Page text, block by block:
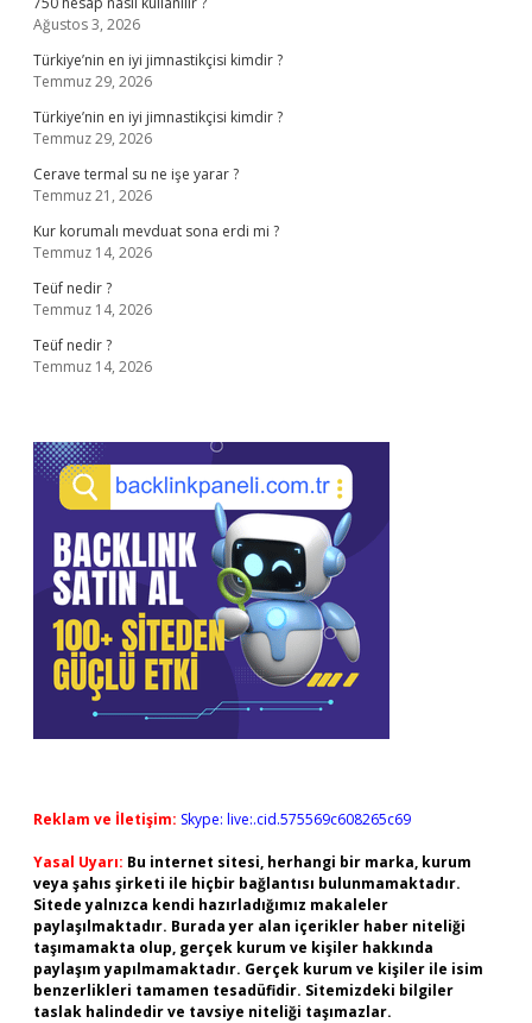
Ağustos 3, 2026
Türkiye’nin en iyi jimnastikçisi kimdir ?
Temmuz 29, 2026
Türkiye’nin en iyi jimnastikçisi kimdir ?
Temmuz 29, 2026
Cerave termal su ne işe yarar ?
Temmuz 21, 2026
Kur korumalı mevduat sona erdi mi ?
Temmuz 14, 2026
Teüf nedir ?
Temmuz 14, 2026
Teüf nedir ?
Temmuz 14, 2026
Reklam ve İletişim: Skype: live:.cid.575569c608265c69
Yasal Uyarı: Bu internet sitesi, herhangi bir marka, kurum
veya şahıs şirketi ile hiçbir bağlantısı bulunmamaktadır.
Sitede yalnızca kendi hazırladığımız makaleler
paylaşılmaktadır. Burada yer alan içerikler haber niteliği
taşımamakta olup, gerçek kurum ve kişiler hakkında
paylaşım yapılmamaktadır. Gerçek kurum ve kişiler ile isim
benzerlikleri tamamen tesadüfidir. Sitemizdeki bilgiler
taslak halindedir ve tavsiye niteliği taşımazlar.